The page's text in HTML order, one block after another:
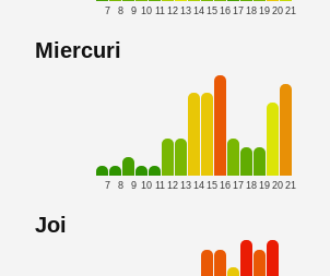
7 8 9 10 11 12 13 14 15 16 17 18 19 20 21
Miercuri
7 8 9 10 11 12 13 14 15 16 17 18 19 20 21
Joi